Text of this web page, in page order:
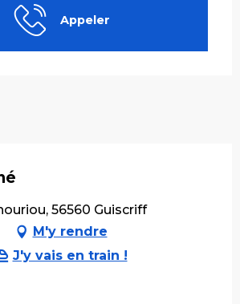
Appeler
56560 Guiscriff
M'y rendre
J'y vais en train !